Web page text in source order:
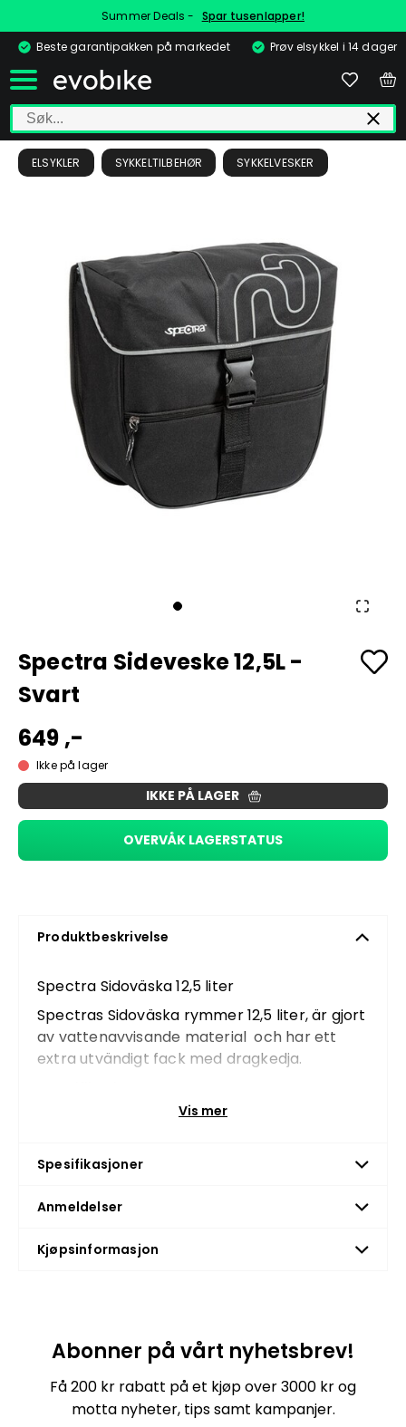
Summer Deals - Spar tusenlapper!
Beste garantipakken på markedet
Prøv elsykkel i 14 dager
ELSYKLER SYKKELTILBEHØR SYKKELVESKER
Spectra Sideveske 12,5L -
Svart
649 ,-
Ikke på lager
IKKE PÅ LAGER
OVERVÅK LAGERSTATUS
Produktbeskrivelse
Spectra Sidoväska 12,5 liter
Spectras Sidoväska rymmer 12,5 liter, är gjort
av vattenavvisande material och har ett
extra utvändigt fack med dragkedja.
Färg: Svart
Vattenavvisande material
Volym: 12,5 Liter
Mått: 30 x 32 13cm (BxHxD)
Vikt: +-700 gram
Vis mer
Spesifikasjoner
Anmeldelser
Kjøpsinformasjon
Abonner på vårt nyhetsbrev!
Få 200 kr rabatt på et kjøp over 3000 kr og
motta nyheter, tips samt kampanjer.